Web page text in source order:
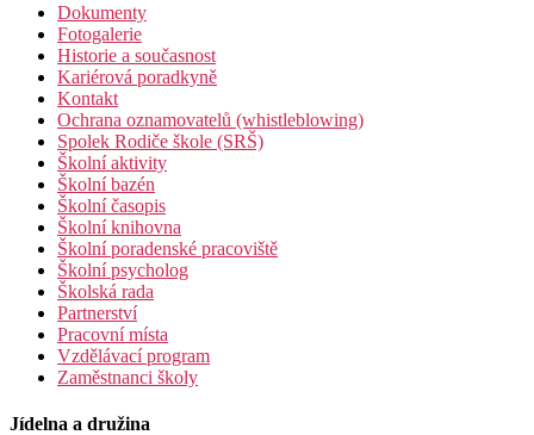
Dokumenty
Fotogalerie
Historie a současnost
Kariérová poradkyně
Kontakt
Ochrana oznamovatelů (whistleblowing)
Spolek Rodiče škole (SRŠ)
Školní aktivity
Školní bazén
Školní časopis
Školní knihovna
Školní poradenské pracoviště
Školní psycholog
Školská rada
Partnerství
Pracovní místa
Vzdělávací program
Zaměstnanci školy
Jídelna a družina